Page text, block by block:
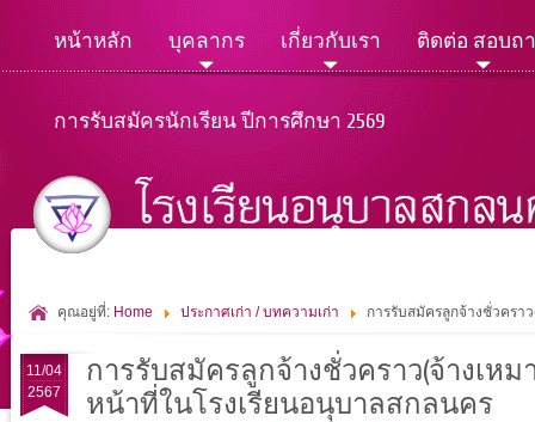
หน้าหลัก บุคลากร เกี่ยวกับเรา ติดต่อ สอบถ
การรับสมัครนักเรียน ปีการศึกษา 2569
คุณอยู่ที่: Home ประกาศเก่า / บทความเก่า การรับสมัครลูกจ้างชั่วครา
11/04
2567
การรับสมัครลูกจ้างชั่วคราว(จ้างเห
หน้าที่ในโรงเรียนอนุบาลสกลนคร